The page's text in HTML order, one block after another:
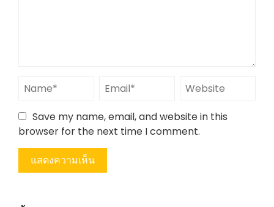
Save my name, email, and website in this
browser for the next time I comment.